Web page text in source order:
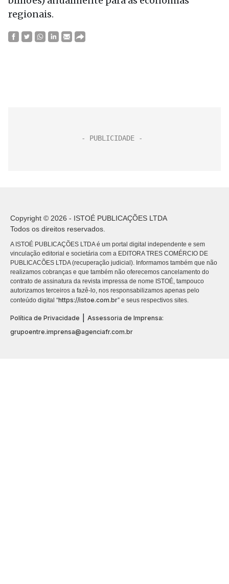
regionais.
Copyright © 2026 - ISTOÉ PUBLICAÇÕES LTDA
Todos os direitos reservados.
A ISTOÉ PUBLICAÇÕES LTDA é um portal digital independente e sem
vinculação editorial e societária com a EDITORA TRES COMÉRCIO DE
PUBLICACÕES LTDA (recuperação judicial). Informamos também que não
realizamos cobranças e que também não oferecemos cancelamento do
contrato de assinatura da revista impressa de nome ISTOÉ, tampouco
autorizamos terceiros a fazê-lo, nos responsabilizamos apenas pelo
conteúdo digital “https://istoe.com.br” e seus respectivos sites.
Política de Privacidade
Assessoria de Imprensa:
grupoentre.imprensa@agenciafr.com.br